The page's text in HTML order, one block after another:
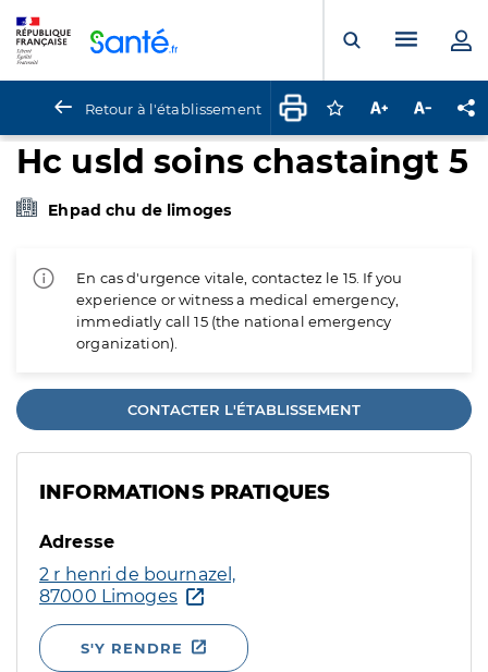
Ouvrir laMenu
Retour à l'établissement Connectez-vous
Augmenter la
Hc usld soins chastaingt 5
Ehpad chu de limoges
En cas d'urgence vitale, contactez le 15. If you
experience or witness a medical emergency,
immediatly call 15 (the national emergency
organization).
CONTACTER L'ÉTABLISSEMENT
INFORMATIONS PRATIQUES
Adresse
2 r henri de bournazel,
87000 Limoges
S'Y RENDRE